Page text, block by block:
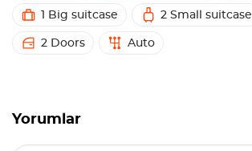
1 Big suitcase 2 Small suitcase
2 Doors Auto
Yorumlar